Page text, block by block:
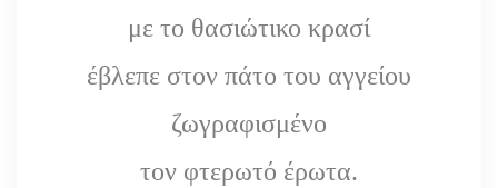
με το θασιώτικο κρασί
έβλεπε στον πάτο του αγγείου
ζωγραφισμένο
τον φτερωτό έρωτα.